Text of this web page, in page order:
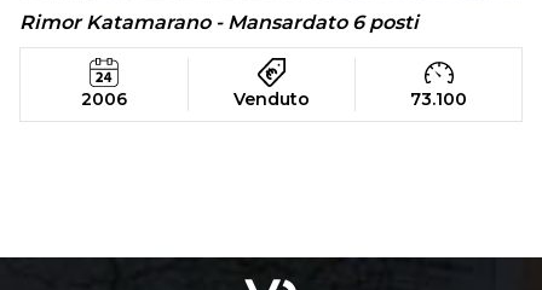
Rimor Katamarano - Mansardato 6 posti
2006 Venduto 73.100